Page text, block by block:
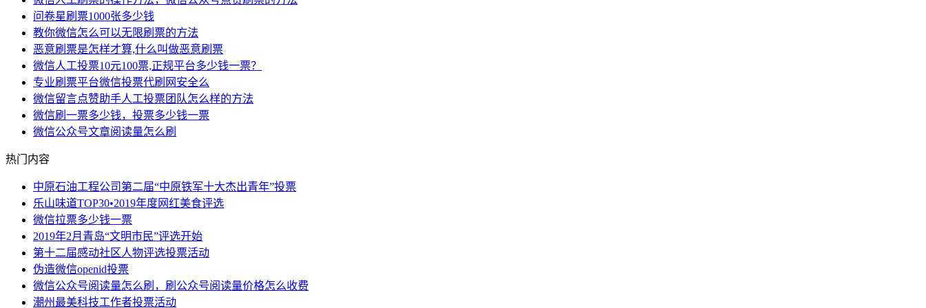
问卷星刷票1000张多少钱
教你微信怎么可以无限刷票的方法
恶意刷票是怎样才算,什么叫做恶意刷票
微信人工投票10元100票,正规平台多少钱一票？
专业刷票平台微信投票代刷网安全么
微信留言点赞助手人工投票团队怎么样的方法
微信刷一票多少钱，投票多少钱一票
微信公众号文章阅读量怎么刷
热门内容
中原石油工程公司第二届“中原铁军十大杰出青年”投票
乐山味道TOP30•2019年度网红美食评选
微信拉票多少钱一票
2019年2月青岛“文明市民”评选开始
第十二届感动社区人物评选投票活动
伪造微信openid投票
微信公众号阅读量怎么刷，刷公众号阅读量价格怎么收费
潮州最美科技工作者投票活动